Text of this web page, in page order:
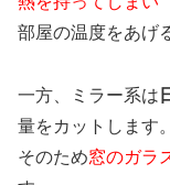
部屋の温度をあげ
一方、ミラー系は
量をカットします。
そのため窓のガラ